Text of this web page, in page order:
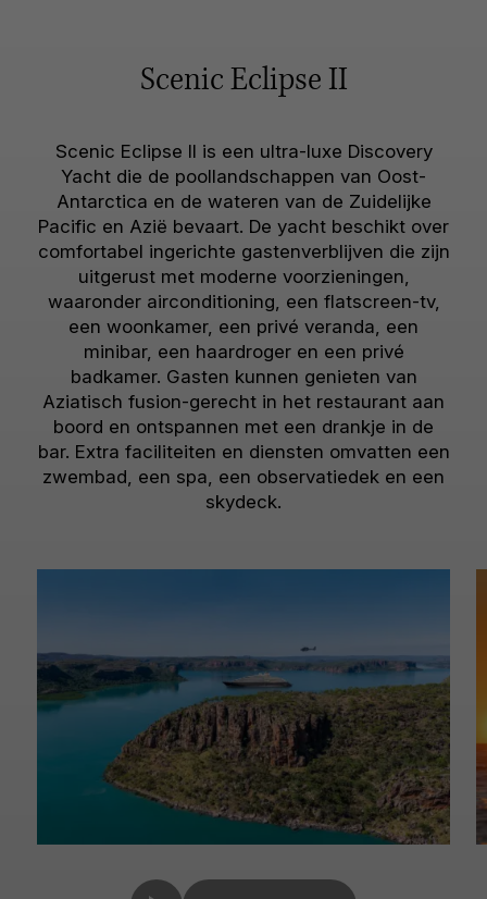
Scenic Eclipse II
Scenic Eclipse II is een ultra-luxe Discovery
Yacht die de poollandschappen van Oost-
Antarctica en de wateren van de Zuidelijke
Pacific en Azië bevaart. De yacht beschikt over
comfortabel ingerichte gastenverblijven die zijn
uitgerust met moderne voorzieningen,
waaronder airconditioning, een flatscreen-tv,
een woonkamer, een privé veranda, een
minibar, een haardroger en een privé
badkamer. Gasten kunnen genieten van
Aziatisch fusion-gerecht in het restaurant aan
boord en ontspannen met een drankje in de
bar. Extra faciliteiten en diensten omvatten een
zwembad, een spa, een observatiedek en een
skydeck.